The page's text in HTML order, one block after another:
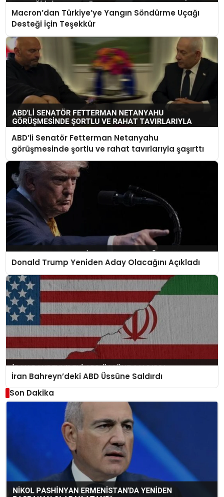
Macron’dan Türkiye’ye Yangın Söndürme Uçağı
Desteği İçin Teşekkür
ABD’li Senatör Fetterman Netanyahu
görüşmesinde şortlu ve rahat tavırlarıyla şaşırttı
Donald Trump Yeniden Aday Olacağını Açıkladı
İran Bahreyn’deki ABD Üssüne Saldırdı
Son Dakika